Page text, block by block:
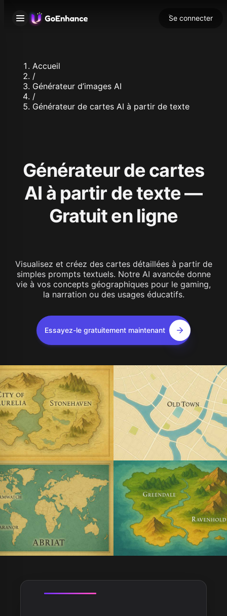
Se connecter
Accueil
/
Générateur d’images AI
/
Générateur de cartes AI à partir de texte
Générateur de cartes
AI à partir de texte —
Gratuit en ligne
Visualisez et créez des cartes détaillées à partir de
simples prompts textuels. Notre AI avancée donne
vie à vos concepts géographiques pour le gaming,
la narration ou des usages éducatifs.
Essayez-le gratuitement maintenant